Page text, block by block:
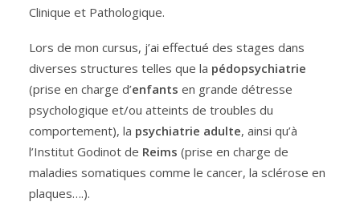
Clinique et Pathologique.
Lors de mon cursus, j’ai effectué des stages dans
diverses structures telles que la pédopsychiatrie
(prise en charge d’enfants en grande détresse
psychologique et/ou atteints de troubles du
comportement), la psychiatrie adulte, ainsi qu’à
l’Institut Godinot de Reims (prise en charge de
maladies somatiques comme le cancer, la sclérose en
plaques….).